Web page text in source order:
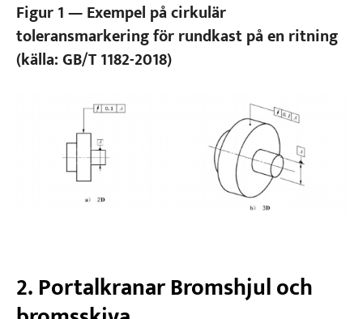
Figur 1 — Exempel på cirkulär
toleransmarkering för rundkast på en ritning
(källa: GB/T 1182-2018)
2. Portalkranar Bromshjul och